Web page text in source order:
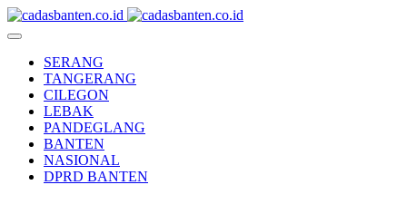
SERANG
TANGERANG
CILEGON
LEBAK
PANDEGLANG
BANTEN
NASIONAL
DPRD BANTEN